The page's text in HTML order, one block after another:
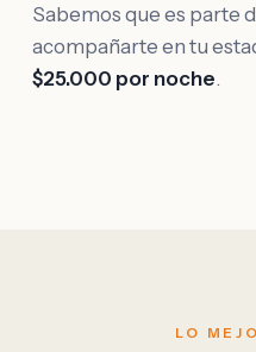
Sabemos que es parte
acompañarte en tu
$25.000 por noche.
LO